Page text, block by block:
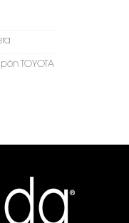
TOYOTA